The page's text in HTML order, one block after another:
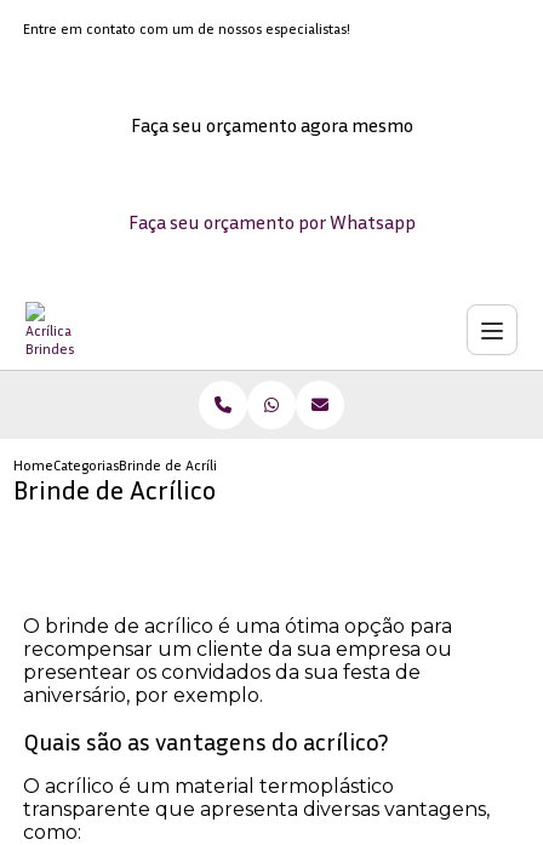
Entre em contato com um de nossos especialistas!
Faça seu orçamento agora mesmo
Faça seu orçamento por Whatsapp
HomeCategoriasBrinde de Acrílico
Brinde de Acrílico
O brinde de acrílico é uma ótima opção para
recompensar um cliente da sua empresa ou
presentear os convidados da sua festa de
aniversário, por exemplo.
Quais são as vantagens do acrílico?
O acrílico é um material termoplástico
transparente que apresenta diversas vantagens,
como: